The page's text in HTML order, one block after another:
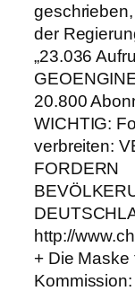
der
„23.036
20.800
WICHTIG:
verbreiten:
FORDERN
http://
+ Die Maske